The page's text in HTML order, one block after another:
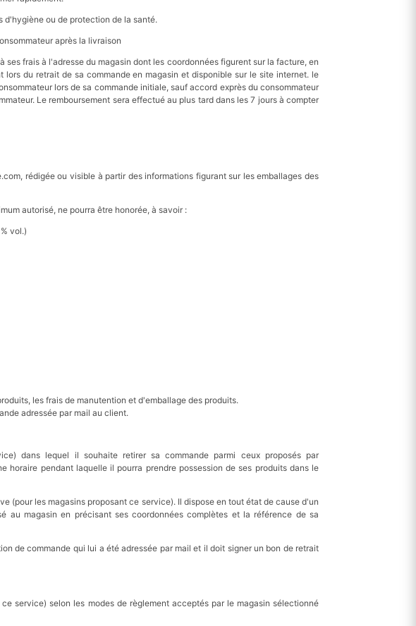
d'hygiène ou de protection de la santé.
après la livraison
frais à l'adresse du magasin dont les coordonnées figurent sur la facture, en
du retrait de sa commande en magasin et disponible sur le site internet. le
lors de sa commande initiale, sauf accord exprès du consommateur
Le remboursement sera effectué au plus tard dans les 7 jours à compter
rédigée ou visible à partir des informations figurant sur les emballages des
autorisé, ne pourra être honorée, à savoir :
vol.)
les frais de manutention et d'emballage des produits.
adressée par mail au client.
dans lequel il souhaite retirer sa commande parmi ceux proposés par
horaire pendant laquelle il pourra prendre possession de ses produits dans le
(pour les magasins proposant ce service). Il dispose en tout état de cause d'un
au magasin en précisant ses coordonnées complètes et la référence de sa
de commande qui lui a été adressée par mail et il doit signer un bon de retrait
service) selon les modes de règlement acceptés par le magasin sélectionné